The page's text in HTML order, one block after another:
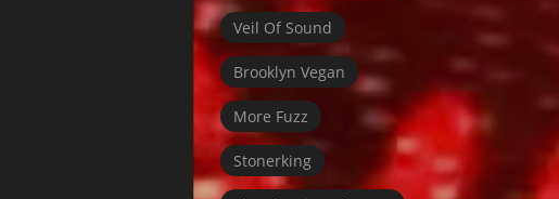
Veil Of Sound
Brooklyn Vegan
More Fuzz
Stonerking